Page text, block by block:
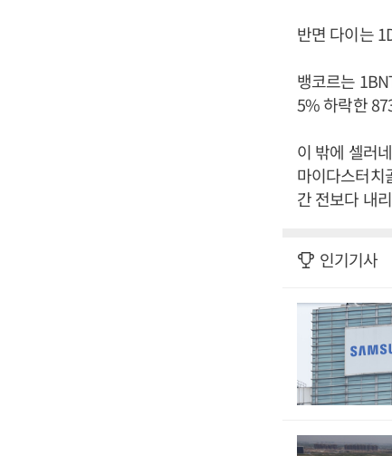
반면 다이는
뱅코르는
5% 하락한
이 밖에 셀러
마이다스터치
간 전보다 내
인기기사